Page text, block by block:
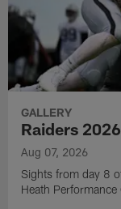
GALLERY
Raiders
Aug 07, 2026
Sights from day 8
Heath Performance